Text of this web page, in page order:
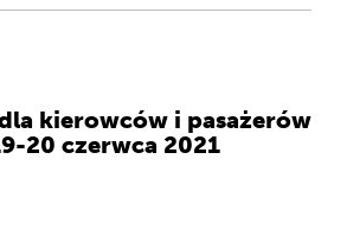
kierowców i pasażerów
20 czerwca 2021